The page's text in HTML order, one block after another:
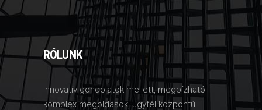
RÓLUNK
Innovatív gondolatok mellett, megbízható
komplex megoldások, ügyfél központú